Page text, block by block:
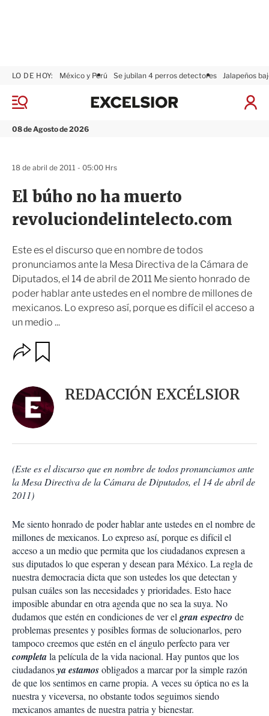
M
n
08 de Agosto de 2026
LO DE HOY: México y Perú Se jubilan 4 perros detectores Jalapeños
I
x
El búho no ha muerto
revoluciondelintelecto.com
Este es el discurso que en nombre de todos
pronunciamos ante la Mesa Directiva de la Cámara de
Diputados, el 14 de abril de 2011 Me siento honrado de
poder hablar ante ustedes en el nombre de millones de
mexicanos. Lo expreso así, porque es difícil el acceso a
un medio ...
18 de abril de 2011 - 05:00 Hrs
O
p
n
e
s
o
m
p
r
t
i
r
a
r
REDACCIÓN EXCÉLSIOR
(Este es el discurso que en nombre de todos pronunciamos ante
la Mesa Directiva de la Cámara de Diputados, el 14 de abril de
2011)
Me siento honrado de poder hablar ante ustedes en el nombre de
millones de mexicanos. Lo expreso así, porque es difícil el
acceso a un medio que permita que los ciudadanos expresen a
sus diputados lo que esperan y desean para México. La regla de
nuestra democracia dicta que son ustedes los que detectan y
pulsan cuáles son las necesidades y prioridades. Esto hace
imposible abundar en otra agenda que no sea la suya. No
dudamos que estén en condiciones de ver el gran espectro de
problemas presentes y posibles formas de solucionarlos, pero
tampoco creemos que estén en el ángulo perfecto para ver
completala película de la vida nacional. Hay puntos que los
ciudadanosya estamosobligados a marcar por la simple razón
de que los sentimos en carne propia. A veces su óptica no es la
nuestra y viceversa, no obstante todos seguimos siendo
mexicanos amantes de nuestra patria y bienestar.